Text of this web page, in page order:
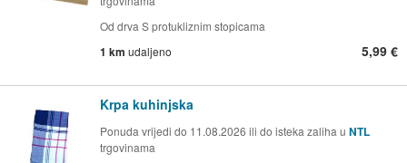
Od drva S protukliznim stopicama
1 km udaljeno 5,99 €
Krpa kuhinjska
Ponuda vrijedi do 11.08.2026 ili do isteka zaliha u NTL
trgovinama